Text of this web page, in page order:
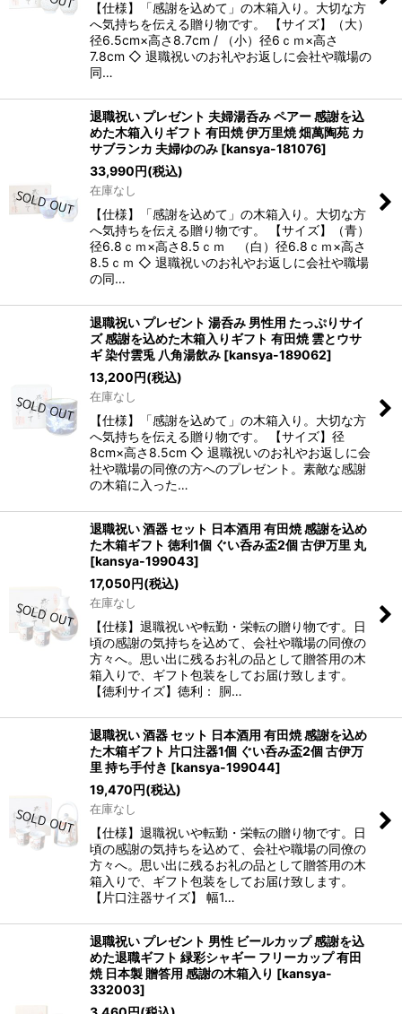
【仕様】「感謝を込めて」の木箱入り。大切な方
へ気持ちを伝える贈り物です。 【サイズ】（大）
径6.5cm×高さ8.7cm / （小）径6ｃｍ×高さ
7.8cm ◇ 退職祝いのお礼やお返しに会社や職場の
同…
退職祝い プレゼント 夫婦湯呑み ペアー 感謝を込
めた木箱入りギフト 有田焼 伊万里焼 畑萬陶苑 カ
サブランカ 夫婦ゆのみ [kansya-181076]
33,990円(税込)
在庫なし
【仕様】「感謝を込めて」の木箱入り。大切な方
へ気持ちを伝える贈り物です。 【サイズ】（青）
径6.8ｃｍ×高さ8.5ｃｍ （白）径6.8ｃｍ×高さ
8.5ｃｍ ◇ 退職祝いのお礼やお返しに会社や職場
の同…
退職祝い プレゼント 湯呑み 男性用 たっぷりサイ
ズ 感謝を込めた木箱入りギフト 有田焼 雲とウサ
ギ 染付雲兎 八角湯飲み [kansya-189062]
13,200円(税込)
在庫なし
【仕様】「感謝を込めて」の木箱入り。大切な方
へ気持ちを伝える贈り物です。 【サイズ】径
8cm×高さ8.5cm ◇ 退職祝いのお礼やお返しに会
社や職場の同僚の方へのプレゼント。素敵な感謝
の木箱に入った…
退職祝い 酒器 セット 日本酒用 有田焼 感謝を込め
た木箱ギフト 徳利1個 ぐい呑み盃2個 古伊万里 丸
[kansya-199043]
17,050円(税込)
在庫なし
【仕様】退職祝いや転勤・栄転の贈り物です。日
頃の感謝の気持ちを込めて、会社や職場の同僚の
方々へ。思い出に残るお礼の品として贈答用の木
箱入りで、ギフト包装をしてお届け致します。
【徳利サイズ】徳利： 胴…
退職祝い 酒器 セット 日本酒用 有田焼 感謝を込め
た木箱ギフト 片口注器1個 ぐい呑み盃2個 古伊万
里 持ち手付き [kansya-199044]
19,470円(税込)
在庫なし
【仕様】退職祝いや転勤・栄転の贈り物です。日
頃の感謝の気持ちを込めて、会社や職場の同僚の
方々へ。思い出に残るお礼の品として贈答用の木
箱入りで、ギフト包装をしてお届け致します。
【片口注器サイズ】 幅1…
退職祝い プレゼント 男性 ビールカップ 感謝を込
めた退職ギフト 緑彩シャギー フリーカップ 有田
焼 日本製 贈答用 感謝の木箱入り [kansya-
332003]